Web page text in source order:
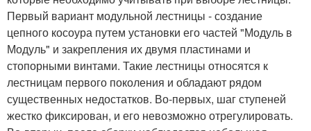
Первый вариант модульной лестницы - создание
цепного косоура путем установки его частей "Модуль в
Модуль" и закрепления их двумя пластинами и
стопорными винтами. Такие лестницы относятся к
лестницам первого поколения и обладают рядом
существенных недостатков. Во-первых, шаг ступеней
жестко фиксирован, и его невозможно отрегулировать.